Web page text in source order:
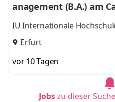
anagement (B.A.) am
IU Internationale
Erfurt
vor 10 Tagen
Jobszu dieser